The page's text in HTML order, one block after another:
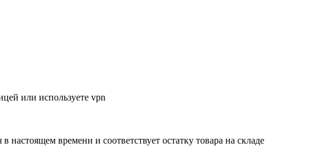
или используете vpn
настоящем времени и соответствует остатку товара на складе